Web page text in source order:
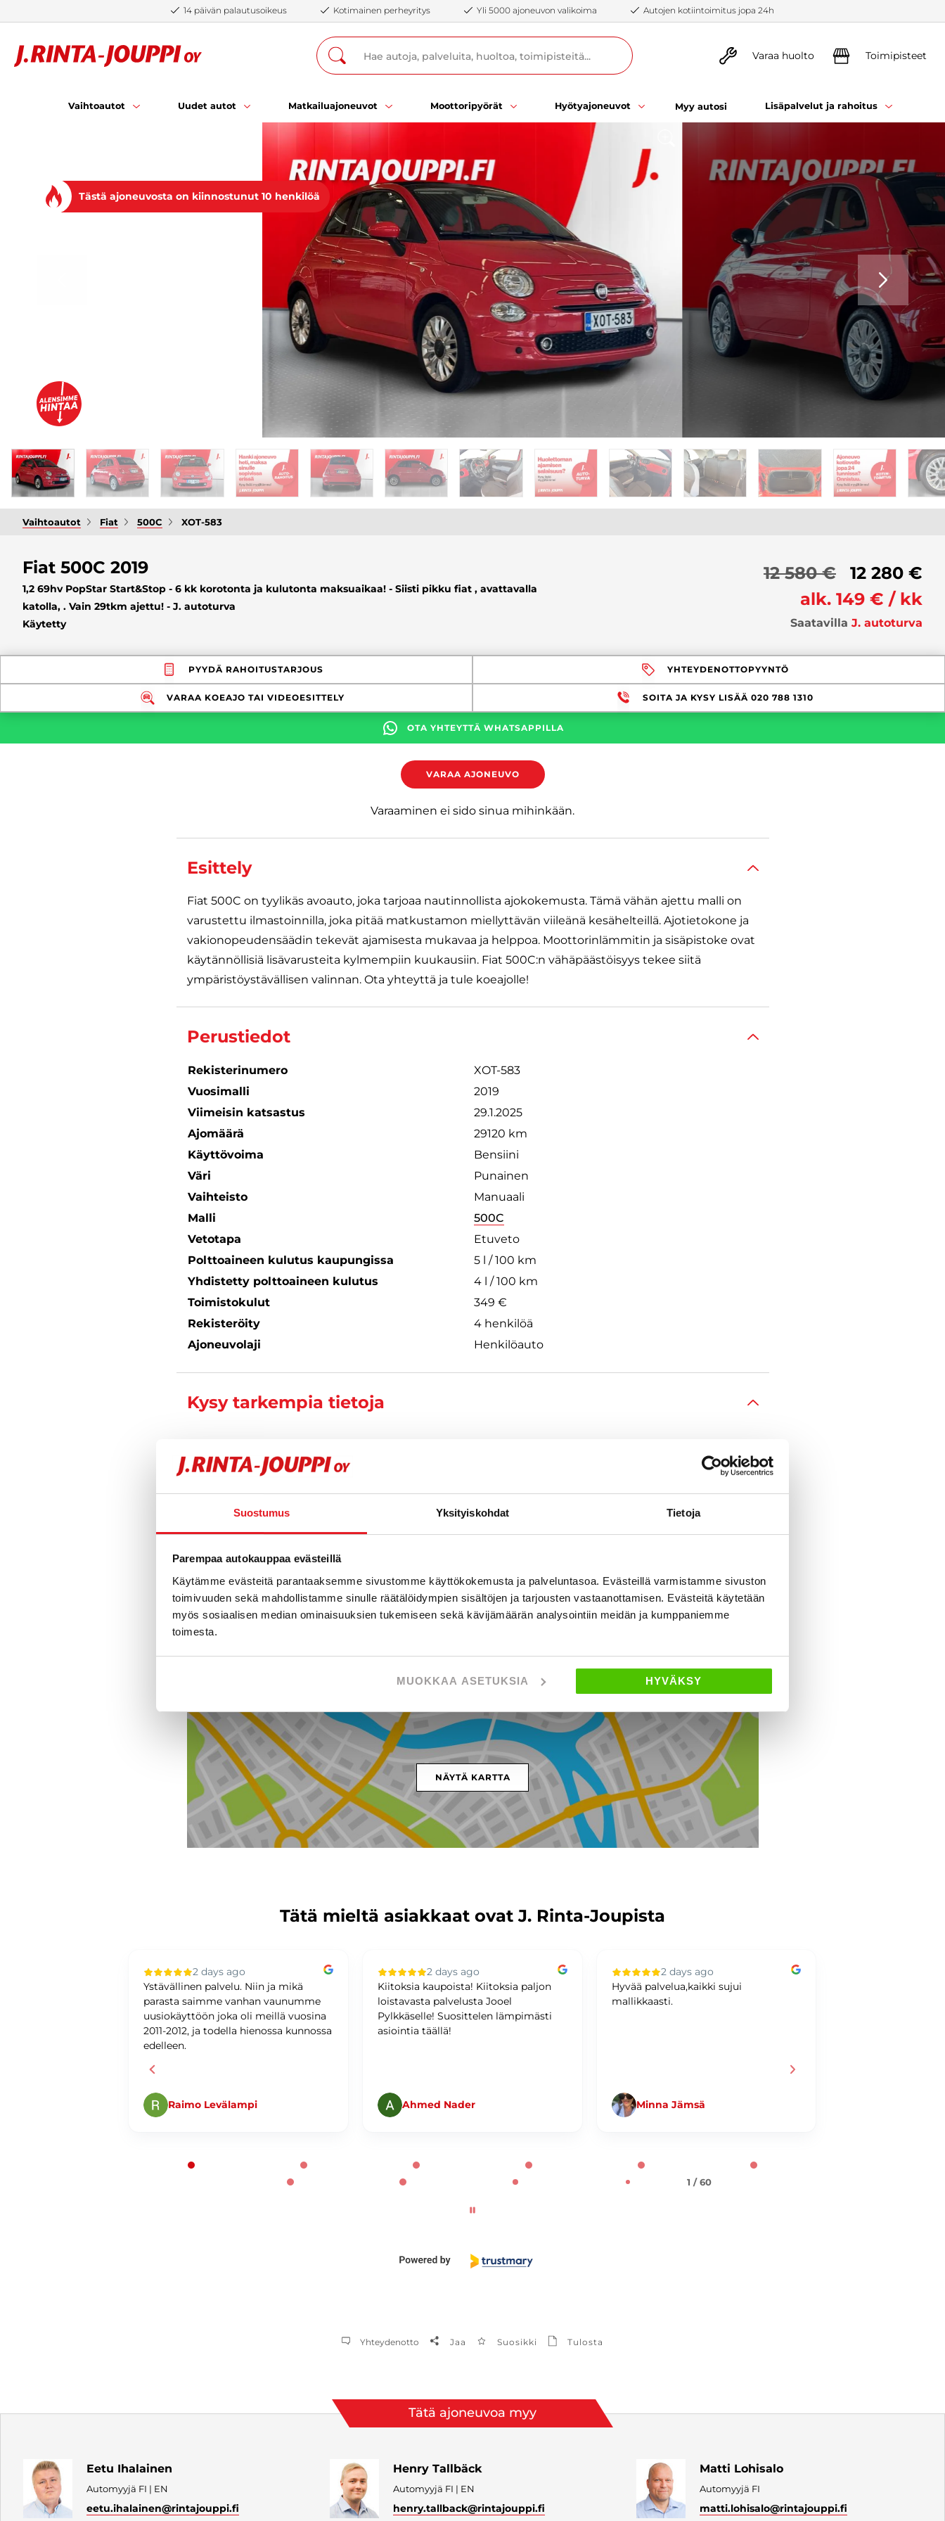
Suostumus Yksityiskohdat Tietoja
Parempaa autokauppaa evästeillä
Käytämme evästeitä parantaaksemme sivustomme käyttökokemusta ja palveluntasoa. Evästeillä varmistamme sivuston
toimivuuden sekä mahdollistamme sinulle räätälöidympien sisältöjen ja tarjousten vastaanottamisen. Evästeitä käytetään
myös sosiaalisen median ominaisuuksien tukemiseen sekä kävijämäärän analysointiin meidän ja kumppaniemme
toimesta.
MUOKKAA ASETUKSIA HYVÄKSY
14 päivän palautusoikeus Kotimainen perheyritys Yli 5000 ajoneuvon valikoima Autojen kotiintoimitus jopa 24h
Varaa huolto Toimipisteet
Vaihtoautot Uudet autot Matkailuajoneuvot Moottoripyörät Hyötyajoneuvot Myy autosi Lisäpalvelut ja rahoitus
SEURAAVA
Tästä ajoneuvosta on kiinnostunut 10 henkilöä
Vaihtoautot Fiat 500C XOT-583
Fiat 500C 2019
1,2 69hv PopStar Start&Stop - 6 kk korotonta ja kulutonta maksuaikaa! - Siisti pikku fiat , avattavalla
katolla, . Vain 29tkm ajettu! - J. autoturva
Käytetty
12 580 €
12 280 €
alk. 149 € / kk
Saatavilla J. autoturva
PYYDÄ RAHOITUSTARJOUS YHTEYDENOTTOPYYNTÖ
VARAA KOEAJO TAI VIDEOESITTELY SOITA JA KYSY LISÄÄ 020 788 1310
OTA YHTEYTTÄ WHATSAPPILLA
VARAA AJONEUVO
Varaaminen ei sido sinua mihinkään.
Esittely
Fiat 500C on tyylikäs avoauto, joka tarjoaa nautinnollista ajokokemusta. Tämä vähän ajettu malli on
varustettu ilmastoinnilla, joka pitää matkustamon miellyttävän viileänä kesähelteillä. Ajotietokone ja
vakionopeudensäädin tekevät ajamisesta mukavaa ja helppoa. Moottorinlämmitin ja sisäpistoke ovat
käytännöllisiä lisävarusteita kylmempiin kuukausiin. Fiat 500C:n vähäpäästöisyys tekee siitä
ympäristöystävällisen valinnan. Ota yhteyttä ja tule koeajolle!
Perustiedot
Rekisterinumero
XOT-583
Vuosimalli
2019
Viimeisin katsastus
29.1.2025
Ajomäärä
29120 km
Käyttövoima
Bensiini
Väri
Punainen
Vaihteisto
Manuaali
Malli
500C
Vetotapa
Etuveto
Polttoaineen kulutus kaupungissa
5 l / 100 km
Yhdistetty polttoaineen kulutus
4 l / 100 km
Toimistokulut
349 €
Rekisteröity
4 henkilöä
Ajoneuvolaji
Henkilöauto
Kysy tarkempia tietoja
Varustelu
Tekniset tiedot
Toimipiste
J. Rinta-Jouppi Oy, Tupalankatu 7, LAHTI Ajo-ohjeet
NÄYTÄ KARTTA
Tätä mieltä asiakkaat ovat J. Rinta-Joupista
2 days ago
Ystävällinen palvelu. Niin ja mikä
parasta saimme vanhan vaunumme
uusiokäyttöön joka oli meillä vuosina
2011-2012, ja todella hienossa kunnossa
edelleen.
Raimo Levälampi
2 days ago
Kiitoksia kaupoista! Kiitoksia paljon
loistavasta palvelusta Jooel
Pylkkäselle! Suosittelen lämpimästi
asiointia täällä!
Ahmed Nader
2 days ago
Hyvää palvelua,kaikki sujui
mallikkaasti.
Minna Jämsä
1 / 60
Yhteydenotto Jaa Suosikki Tulosta
Tätä ajoneuvoa myy
Eetu Ihalainen
Automyyjä FI | EN
eetu.ihalainen@rintajouppi.fi
Henry Tallbäck
Automyyjä FI | EN
henry.tallback@rintajouppi.fi
Matti Lohisalo
Automyyjä FI
matti.lohisalo@rintajouppi.fi